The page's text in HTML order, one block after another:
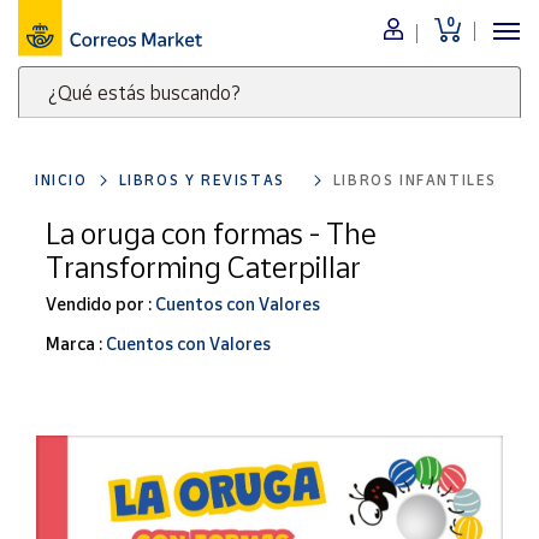
0
¿Qué estás buscando?
clave
para
buscar
productos
Correos
Menú
Nuestro
catálogo
Alimentación
Bebidas
Ocio y cultura
Juguetes y
Merchandising
INICIO LIBROS Y REVISTAS LIBROS INFANTILES
La oruga con formas - The
Transforming Caterpillar
Vendido por : Cuentos con Valores
Marca : Cuentos con Valores